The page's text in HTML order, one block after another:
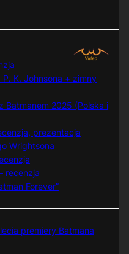
K. Johnsona + zimny
Batmanem 2025 (Polska i
prezentacja
Wrightsona
recenzja
Forever”
premiery Batmana